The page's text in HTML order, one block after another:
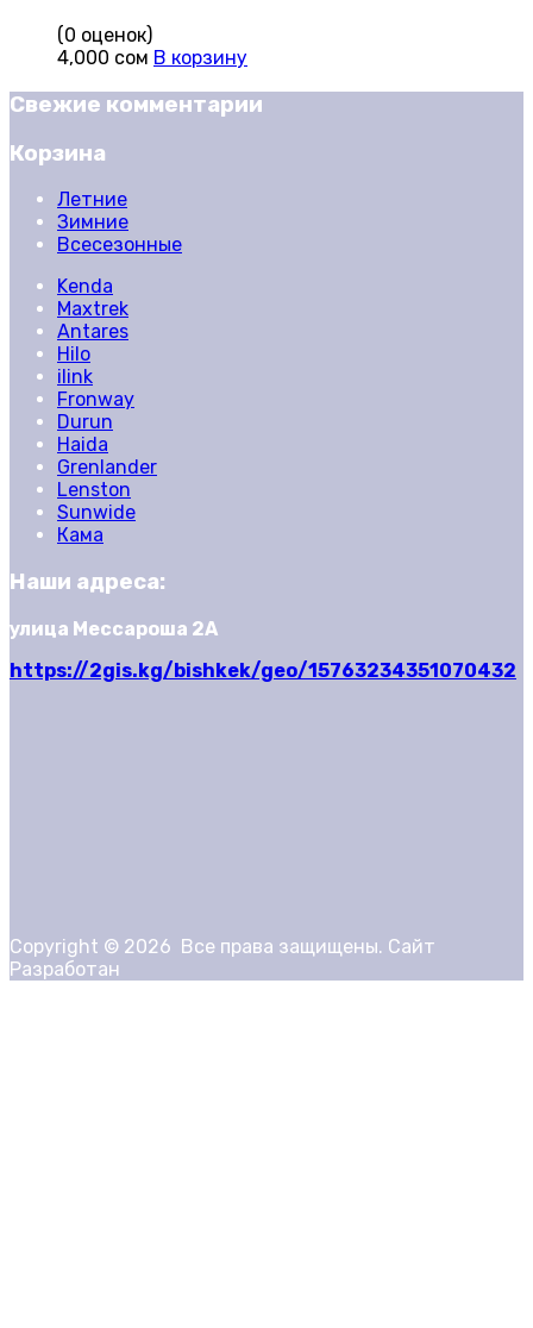
(0 оценок)
4,000 сом В корзину
Свежие комментарии
Корзина
Летние
Зимние
Всесезонные
Kenda
Maxtrek
Antares
Hilo
ilink
Fronway
Durun
Haida
Grenlander
Lenston
Sunwide
Кама
Наши адреса:
улица Мессароша 2А
https://2gis.kg/bishkek/geo/15763234351070432
Copyright © 2026 Все права защищены. Сайт
Разработан